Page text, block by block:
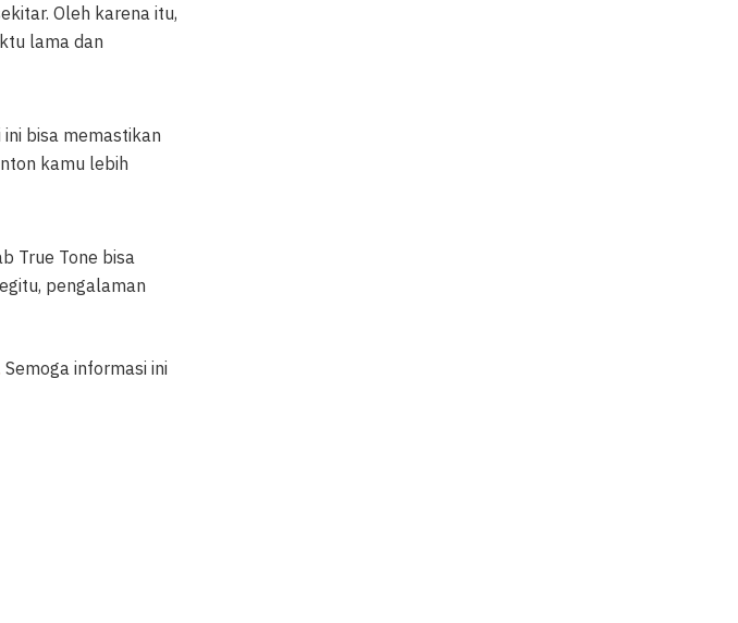
Oleh karena itu,
lama dan
bisa memastikan
kamu lebih
True Tone bisa
pengalaman
Semoga informasi ini